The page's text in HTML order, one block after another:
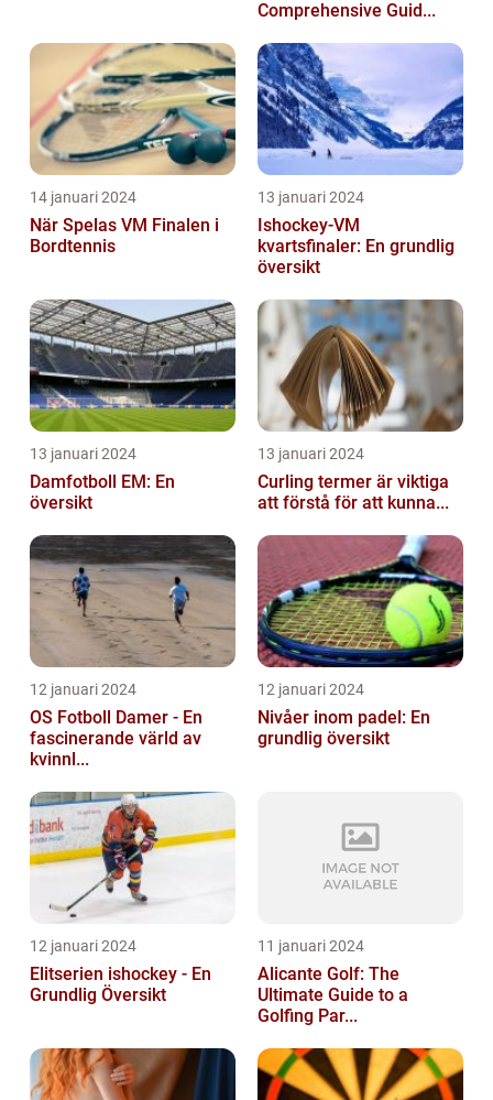
Comprehensive Guid...
14 januari 2024
När Spelas VM Finalen i
Bordtennis
13 januari 2024
Ishockey-VM
kvartsfinaler: En grundlig
översikt
13 januari 2024
Damfotboll EM: En
översikt
13 januari 2024
Curling termer är viktiga
att förstå för att kunna...
12 januari 2024
OS Fotboll Damer - En
fascinerande värld av
kvinnl...
12 januari 2024
Nivåer inom padel: En
grundlig översikt
12 januari 2024
Elitserien ishockey - En
Grundlig Översikt
11 januari 2024
Alicante Golf: The
Ultimate Guide to a
Golfing Par...